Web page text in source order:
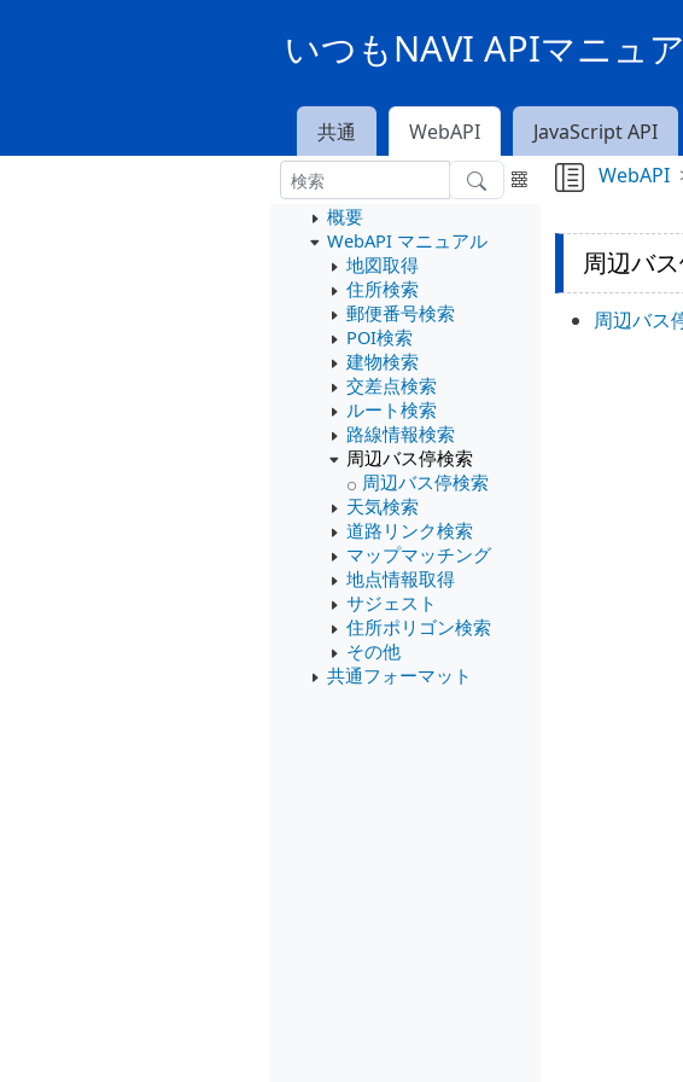
いつもNAVI APIマニュ
共通 WebAPI JavaScript API
概要
WebAPI マニュアル
地図取得
住所検索
郵便番号検索
POI検索
建物検索
交差点検索
ルート検索
路線情報検索
周辺バス停検索
周辺バス停検索
天気検索
道路リンク検索
マップマッチング
地点情報取得
サジェスト
住所ポリゴン検索
その他
共通フォーマット
WebAPI
周辺バ
周辺バス